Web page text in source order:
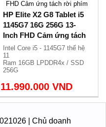
HP Elite X2 G8 Tablet i5
1145G7 16G 256G 13-
Inch FHD Cảm ứng tách
rời phím
Intel Core i5 - 1145G7 thế hệ
Ram 16GB LPDDR4x / SSD
256G
Màn hình 13 FHD cảm ứng
tách rời
1.17kg.